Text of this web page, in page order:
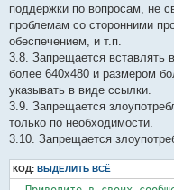
поддержки по вопросам, не
проблемам со сторонними
обеспечением, и т.п.
3.8. Запрещается вставлять
более 640x480 и размером
указывать в виде ссылки.
3.9. Запрещается
только по необходимости.
3.10. Запрещается
КОД: ВЫДЕЛИТЬ ВСЁ